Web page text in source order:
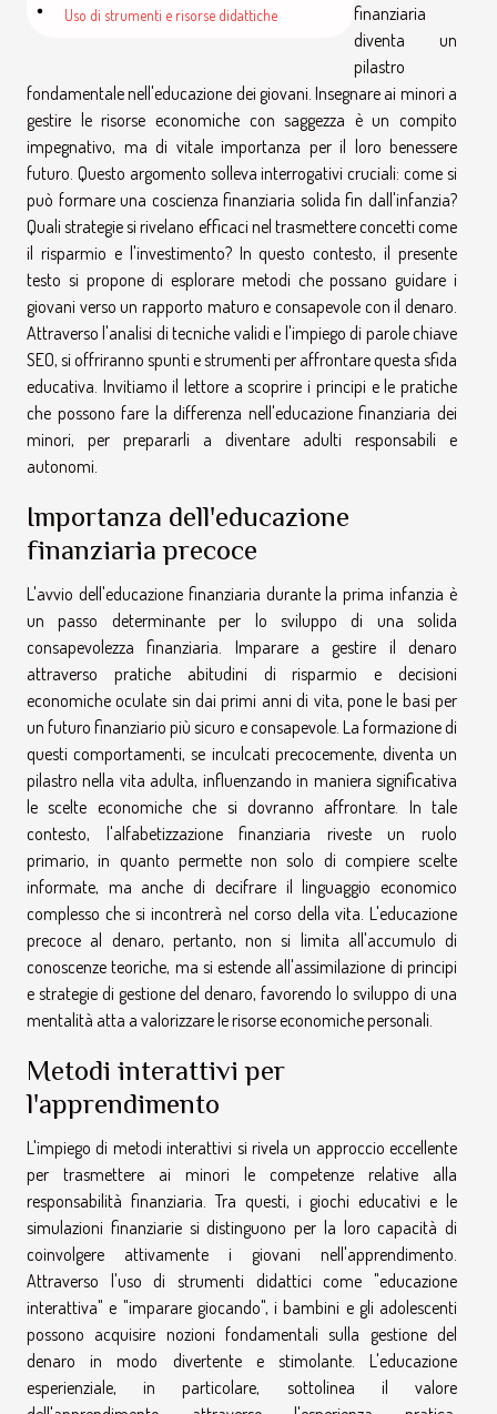
Uso di strumenti e risorse didattiche
finanziaria
diventa un
pilastro
fondamentale nell'educazione dei giovani. Insegnare ai minori a
gestire le risorse economiche con saggezza è un compito
impegnativo, ma di vitale importanza per il loro benessere
futuro. Questo argomento solleva interrogativi cruciali: come si
può formare una coscienza finanziaria solida fin dall'infanzia?
Quali strategie si rivelano efficaci nel trasmettere concetti come
il risparmio e l'investimento? In questo contesto, il presente
testo si propone di esplorare metodi che possano guidare i
giovani verso un rapporto maturo e consapevole con il denaro.
Attraverso l'analisi di tecniche validi e l'impiego di parole chiave
SEO, si offriranno spunti e strumenti per affrontare questa sfida
educativa. Invitiamo il lettore a scoprire i principi e le pratiche
che possono fare la differenza nell'educazione finanziaria dei
minori, per prepararli a diventare adulti responsabili e
autonomi.
Importanza dell'educazione
finanziaria precoce
L'avvio dell'educazione finanziaria durante la prima infanzia è
un passo determinante per lo sviluppo di una solida
consapevolezza finanziaria. Imparare a gestire il denaro
attraverso pratiche abitudini di risparmio e decisioni
economiche oculate sin dai primi anni di vita, pone le basi per
un futuro finanziario più sicuro e consapevole. La formazione di
questi comportamenti, se inculcati precocemente, diventa un
pilastro nella vita adulta, influenzando in maniera significativa
le scelte economiche che si dovranno affrontare. In tale
contesto, l'alfabetizzazione finanziaria riveste un ruolo
primario, in quanto permette non solo di compiere scelte
informate, ma anche di decifrare il linguaggio economico
complesso che si incontrerà nel corso della vita. L'educazione
precoce al denaro, pertanto, non si limita all'accumulo di
conoscenze teoriche, ma si estende all'assimilazione di principi
e strategie di gestione del denaro, favorendo lo sviluppo di una
mentalità atta a valorizzare le risorse economiche personali.
Metodi interattivi per
l'apprendimento
L'impiego di metodi interattivi si rivela un approccio eccellente
per trasmettere ai minori le competenze relative alla
responsabilità finanziaria. Tra questi, i giochi educativi e le
simulazioni finanziarie si distinguono per la loro capacità di
coinvolgere attivamente i giovani nell'apprendimento.
Attraverso l'uso di strumenti didattici come "educazione
interattiva" e "imparare giocando", i bambini e gli adolescenti
possono acquisire nozioni fondamentali sulla gestione del
denaro in modo divertente e stimolante. L'educazione
esperienziale, in particolare, sottolinea il valore